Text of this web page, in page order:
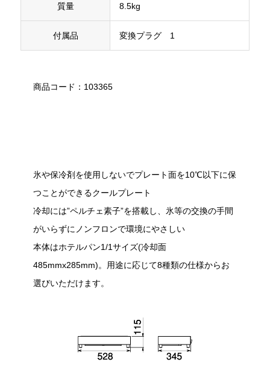
質量 8.5kg
付属品 変換プラグ 1
商品コード：103365
氷や保冷剤を使用しないでプレート面を10℃以下に保
つことができるクールプレート
冷却には”ペルチェ素子”を搭載し、氷等の交換の手間
がいらずにノンフロンで環境にやさしい
本体はホテルパン1/1サイズ(冷却面
485mmx285mm)。用途に応じて8種類の仕様からお
選びいただけます。